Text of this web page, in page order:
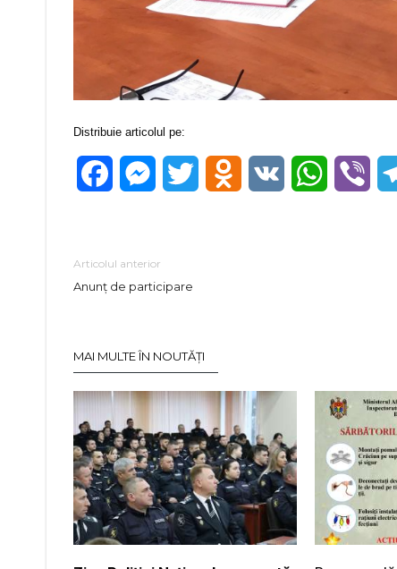
Distribuie articolul pe:
FacebookMessenger
Twitter Odnoklassniki
VK WhatsApp
Viber
Articolul anterior
Anunț de participare
MAI MULTE ÎN NOUTĂȚI